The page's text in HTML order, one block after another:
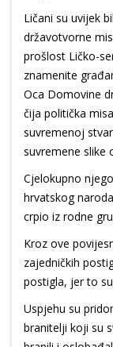
Ličani su uvijek
državotvorne
prošlost Ličko-
znamenite
Oca Domovine
čija politička
suvremenoj
suvremene slike
Cjelokupno
hrvatskog
crpio iz rodne
Kroz ove
zajedničkih
postigla, jer to
Uspjehu su
branitelji koji su